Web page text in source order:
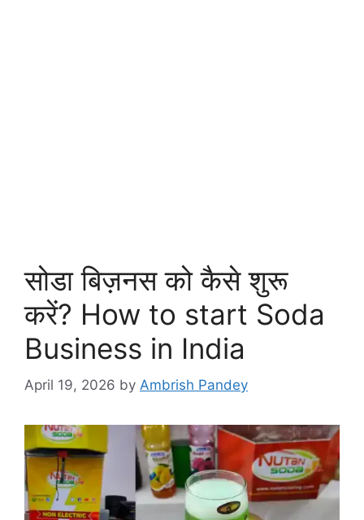
सोडा बिज़नस को कैसे शुरू
करें? How to start Soda
Business in India
April 19, 2026 by Ambrish Pandey